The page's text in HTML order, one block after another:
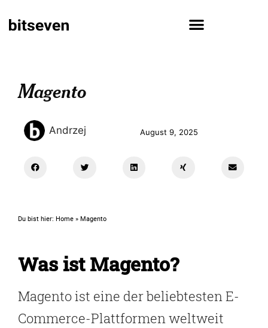
Magento
Andrzej August 9, 2025
Du bist hier: Home » Magento
Was ist Magento?
Magento ist eine der beliebtesten E-
Commerce-Plattformen weltweit